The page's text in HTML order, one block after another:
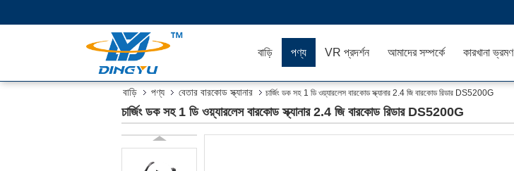
বাড়ি পণ্য VR প্রদর্শন আমাদের সম্পর্কে কারখানা ভ্রমণ
বাড়ি পণ্য বেতার বারকোড স্ক্যানার চার্জিং ডক সহ 1 ডি ওয়্যারলেস বারকোড স্ক্যানার 2.4 জি বারকোড রিডার DS5200G
চার্জিং ডক সহ 1 ডি ওয়্যারলেস বারকোড স্ক্যানার 2.4 জি বারকোড রিডার DS5200G